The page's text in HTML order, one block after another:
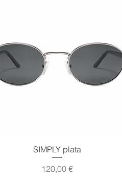
Vista rápida
SIMPLY plata
Precio
120,00 €